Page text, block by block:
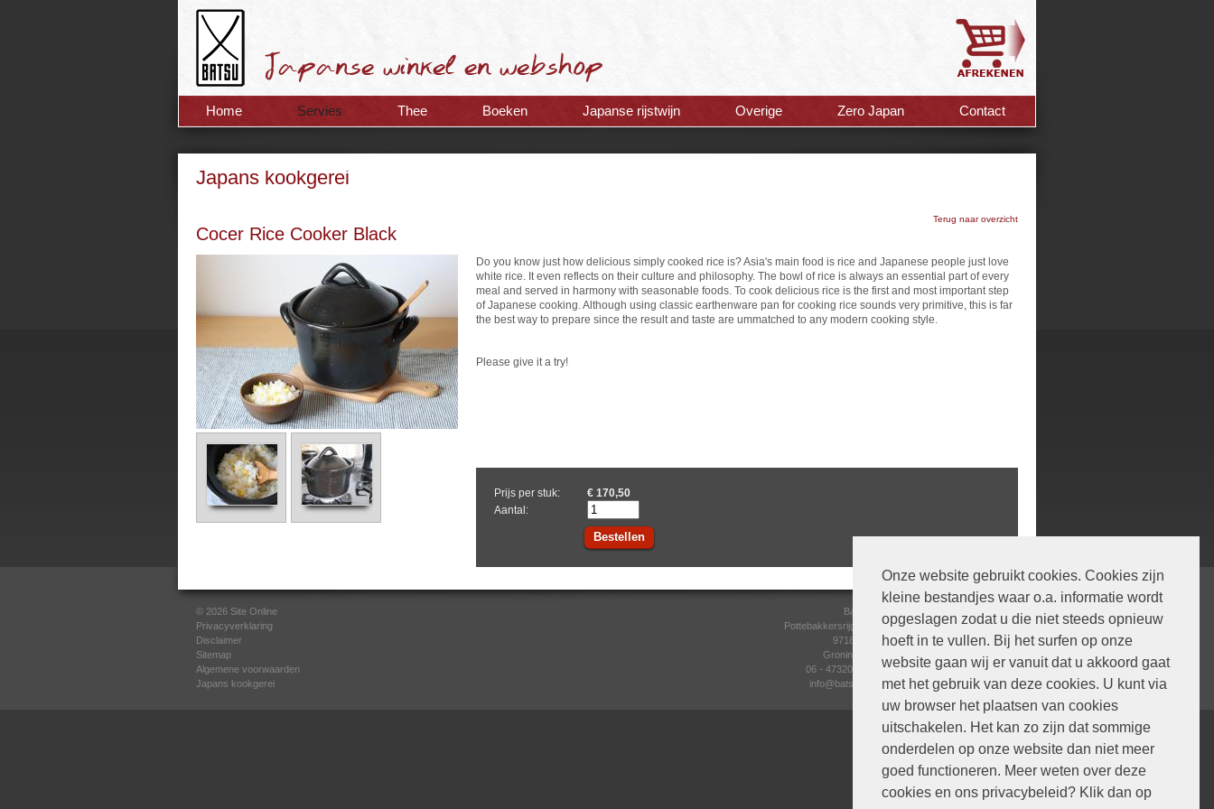
Onze website gebruikt cookies. Cookies zijn
kleine bestandjes waar o.a. informatie wordt
opgeslagen zodat u die niet steeds opnieuw
hoeft in te vullen. Bij het surfen op onze
website gaan wij er vanuit dat u akkoord gaat
met het gebruik van deze cookies. U kunt via
uw browser het plaatsen van cookies
uitschakelen. Het kan zo zijn dat sommige
onderdelen op onze website dan niet meer
goed functioneren. Meer weten over deze
cookies en ons privacybeleid? Klik dan op
Home Servies Thee Boeken Japanse rijstwijn Overige Zero Japan Contact
Japans kookgerei
Terug naar overzicht
Cocer Rice Cooker Black
Do you know just how delicious simply cooked rice is? Asia's main food is rice and Japanese people just love
white rice. It even reflects on their culture and philosophy. The bowl of rice is always an essential part of every
meal and served in harmony with seasonable foods. To cook delicious rice is the first and most important step
of Japanese cooking. Although using classic earthenware pan for cooking rice sounds very primitive, this is far
the best way to prepare since the result and taste are ummatched to any modern cooking style.
Please give it a try!
Prijs per stuk:
€ 170,50
Aantal:
Bestellen
© 2026 Site Online
Privacyverklaring
Disclaimer
Sitemap
Algemene voorwaarden
Japans kookgerei
Batsu
Pottebakkersrijge 4
9718 AE
Groningen
06 - 47320056
info@batsu.nl